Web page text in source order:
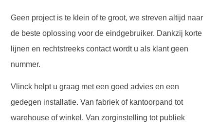
Geen project is te klein of te groot, we streven altijd naar
de beste oplossing voor de eindgebruiker. Dankzij korte
lijnen en rechtstreeks contact wordt u als klant geen
nummer.
Vlinck helpt u graag met een goed advies en een
gedegen installatie. Van fabriek of kantoorpand tot
warehouse of winkel. Van zorginstelling tot publiek